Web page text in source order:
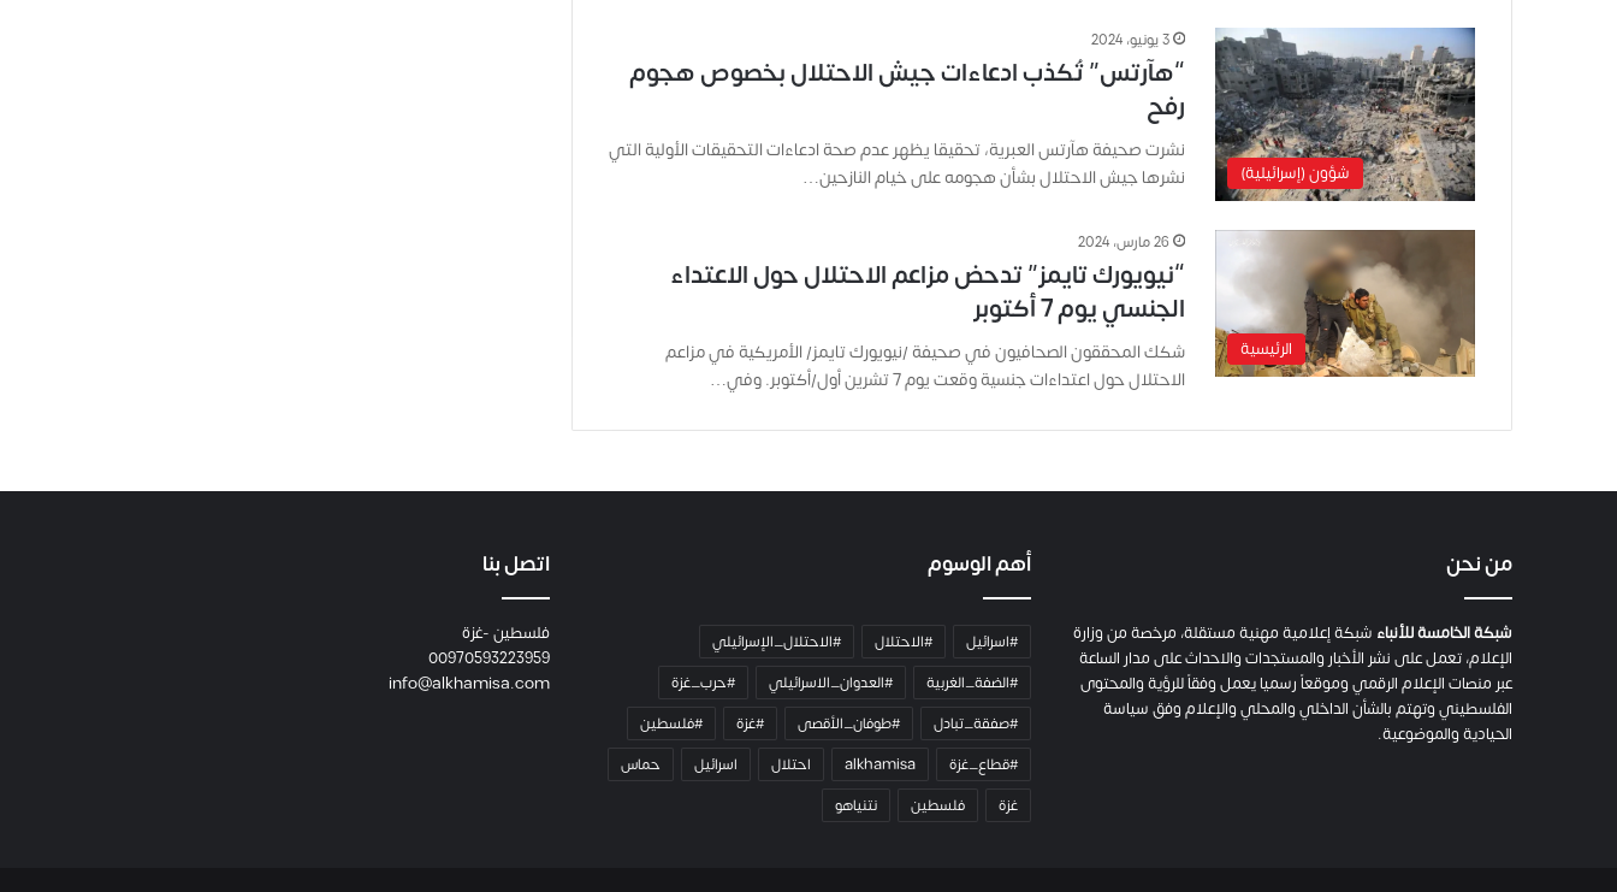
شؤون (إسرائيلية)
3 يونيو، 2024
“هآرتس” تُكذب ادعاءات جيش الاحتلال بخصوص هجوم
رفح
نشرت صحيفة هآرتس العبرية، تحقيقا يظهر عدم صحة ادعاءات التحقيقات الأولية التي
نشرها جيش الاحتلال بشأن هجومه على خيام النازحين…
الرئيسية
26 مارس، 2024
“نيويورك تايمز” تدحض مزاعم الاحتلال حول الاعتداء
الجنسي يوم 7 أكتوبر
شكك المحققون الصحافيون في صحيفة /نيويورك تايمز/ الأمريكية في مزاعم
الاحتلال حول اعتداءات جنسية وقعت يوم 7 تشرين أول/أكتوبر. وفي…
ح
ى
ل
ح
ظ
من نحن
شبكة الخامسة للأنباء شبكة إعلامية مهنية مستقلة، مرخصة من وزارة
الإعلام، تعمل على نشر الأخبار والمستجدات والاحداث على مدار الساعة
عبر منصات الإعلام الرقمي وموقعاً رسميا يعمل وفقاً للرؤية والمحتوى
الفلسطيني وتهتم بالشأن الداخلي والمحلي والإعلام وفق سياسة
الحيادية والموضوعية.
أهم الوسوم
#اسرائيل #الاحتلال
#الاحتلال_الإسرائيلي
#الضفة_الغربية
#العدوان_الاسرائيلي
#حرب_غزة
#صفقة_تبادل
#طوفان_الأقصى #غزة
#فلسطين
#قطاع_غزة
alkhamisa احتلال اسرائيل
حماس
غزة
فلسطين نتنياهو
اتصل بنا
فلسطين -غزة
00970593223959
info@alkhamisa.com